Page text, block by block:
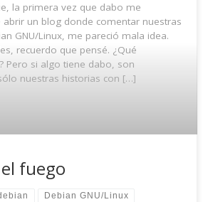
la primera vez que dabo me
un blog donde comentar nuestras
GNU/Linux, me pareció mala idea.
recuerdo que pensé. ¿Qué
Pero si algo tiene dabo, son
nuestras historias con […]
fuego
Debian GNU/Linux